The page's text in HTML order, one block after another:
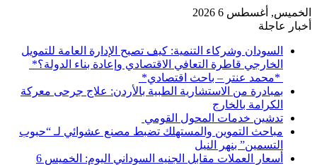
الخميس, أغسطس 6 2026
أخبار عاجلة
السودان وشركاء التنمية: كيف تصبح الإدارة العامة للتمويل
الخارجي قاطرة التعافي الاقتصادي وإعادة بناء الدولة؟*
*محمد عنتر – باحث اقتصادي*
بمبادرة من الاستشارية الطبية بالأردن: علاج جرحى معركة
الكرامة بالخارج
تدشين خدمات المحول القومي
مباحث التموين والمستهلك تضبط مصنع عشوائي لـ “حبوب
التسمين” بنهر النيل
أسعار العملات مقابل الجنيه السوداني اليوم: الخميس 6